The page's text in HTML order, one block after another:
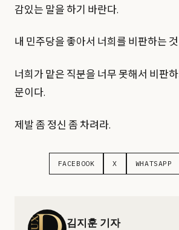
감있는 말을 하기 바란다.
내 민주당을 좋아서 너희를 비판하는
너희가 맡은 직분을 너무 못해서 비판
문이다.
제발 좀 정신 좀 차려라.
FACEBOOK X WHATSAPP
김지훈 기자